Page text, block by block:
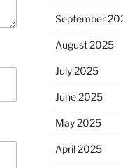
September
August 2025
July 2025
June 2025
May 2025
April 2025